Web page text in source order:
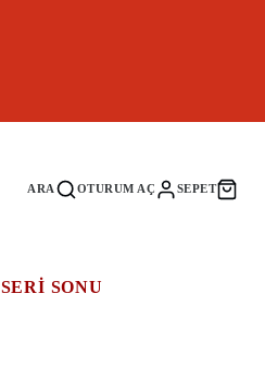
ARA OTURUM AÇ SEPET
SERI SONU